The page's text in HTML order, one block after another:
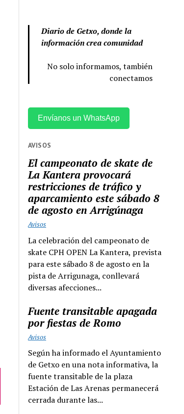
Diario de Getxo, donde la
información crea comunidad
No solo informamos, también
conectamos
Envíanos un WhatsApp
AVISOS
El campeonato de skate de
La Kantera provocará
restricciones de tráfico y
aparcamiento este sábado 8
de agosto en Arrigúnaga
Avisos
La celebración del campeonato de
skate CPH OPEN La Kantera, prevista
para este sábado 8 de agosto en la
pista de Arrigunaga, conllevará
diversas afecciones...
Fuente transitable apagada
por fiestas de Romo
Avisos
Según ha informado el Ayuntamiento
de Getxo en una nota informativa, la
fuente transitable de la plaza
Estación de Las Arenas permanecerá
cerrada durante las...